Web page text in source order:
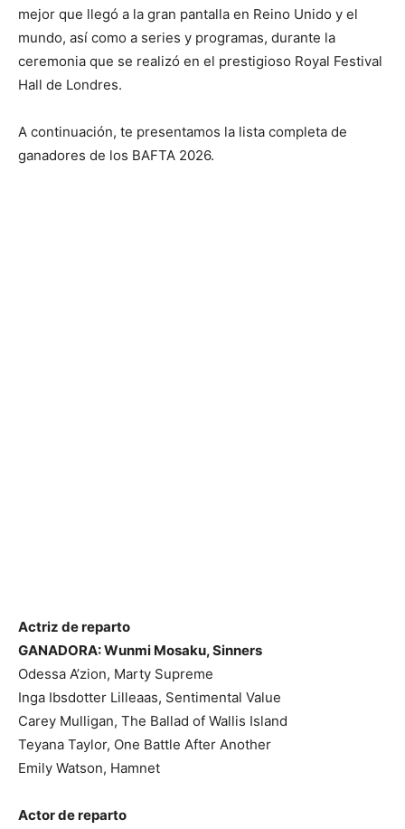
mejor que llegó a la gran pantalla en Reino Unido y el
mundo, así como a series y programas, durante la
ceremonia que se realizó en el prestigioso Royal Festival
Hall de Londres.
A continuación, te presentamos la lista completa de
ganadores de los BAFTA 2026.
Actriz de reparto
GANADORA: Wunmi Mosaku, Sinners
Odessa A’zion, Marty Supreme
Inga Ibsdotter Lilleaas, Sentimental Value
Carey Mulligan, The Ballad of Wallis Island
Teyana Taylor, One Battle After Another
Emily Watson, Hamnet
Actor de reparto